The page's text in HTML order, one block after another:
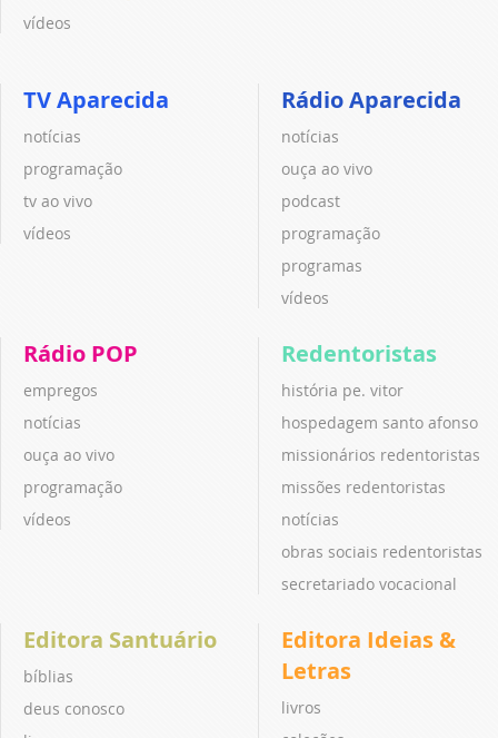
vídeos
TV Aparecida
notícias
programação
tv ao vivo
vídeos
Rádio Aparecida
notícias
ouça ao vivo
podcast
programação
programas
vídeos
Rádio POP
empregos
notícias
ouça ao vivo
programação
vídeos
Redentoristas
história pe. vitor
hospedagem santo afonso
missionários redentoristas
missões redentoristas
notícias
obras sociais redentoristas
secretariado vocacional
Editora Santuário
bíblias
deus conosco
Editora Ideias &
Letras
livros